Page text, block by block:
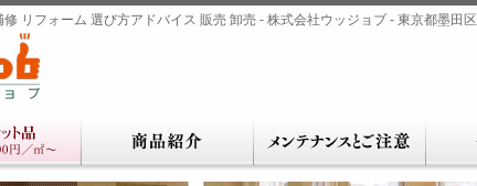
リフォーム 選び方アドバイス 販売 卸売 - 株式会社ウッジョブ - 東京都墨田区